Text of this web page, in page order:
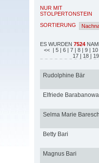
NUR MIT
STOLPERTONSTEIN
SORTIERUNG
ES WURDEN 7524
<< | 5 | 6 | 7 | 8 | 9 | 10
17 | 18 | 19
Rudolphine Bär
Elfriede Barabanowa
Selma Marie Baresch
Betty Bari
Magnus Bari